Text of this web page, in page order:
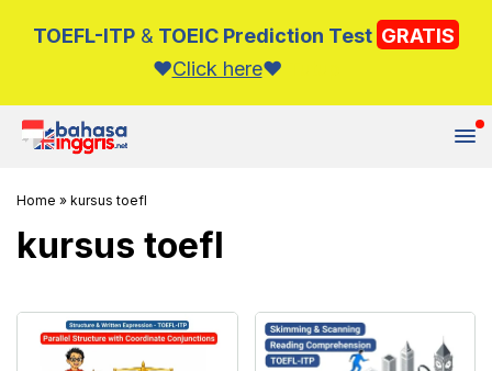
TOEFL-ITP & TOEIC Prediction Test GRATIS
❤️️Click here❤️️
Home » kursus toefl
kursus toefl